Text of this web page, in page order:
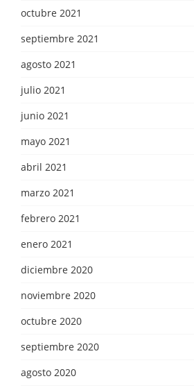
octubre 2021
septiembre 2021
agosto 2021
julio 2021
junio 2021
mayo 2021
abril 2021
marzo 2021
febrero 2021
enero 2021
diciembre 2020
noviembre 2020
octubre 2020
septiembre 2020
agosto 2020